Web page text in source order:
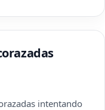
intentando